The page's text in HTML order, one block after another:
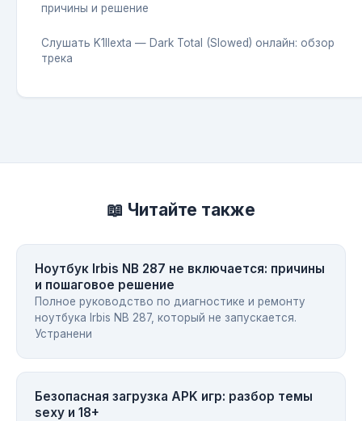
причины и решение
Слушать K1llexta — Dark Total (Slowed) онлайн: обзор
трека
📖 Читайте также
Ноутбук Irbis NB 287 не включается: причины
и пошаговое решение
Полное руководство по диагностике и ремонту
ноутбука Irbis NB 287, который не запускается.
Устранени
Безопасная загрузка APK игр: разбор темы
sexy и 18+